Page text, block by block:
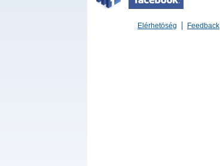
Elérhetöség
Feedback